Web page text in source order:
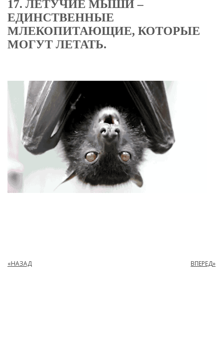
17. ЛЕТУЧИЕ МЫШИ –
ЕДИНСТВЕННЫЕ
МЛЕКОПИТАЮЩИЕ, КОТОРЫЕ
МОГУТ ЛЕТАТЬ.
«НАЗАД ВПЕРЕД»